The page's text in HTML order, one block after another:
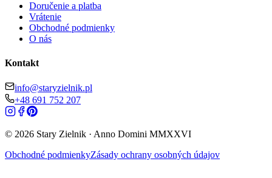
Doručenie a platba
Vrátenie
Obchodné podmienky
O nás
Kontakt
info@staryzielnik.pl
+48 691 752 207
© 2026 Stary Zielnik · Anno Domini MMXXVI
Obchodné podmienkyZásady ochrany osobných údajov